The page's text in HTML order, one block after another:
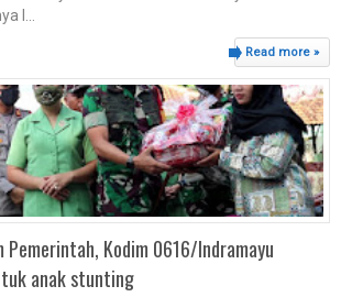
l...
Read more »
Pemerintah, Kodim 0616/Indramayu
anak stunting